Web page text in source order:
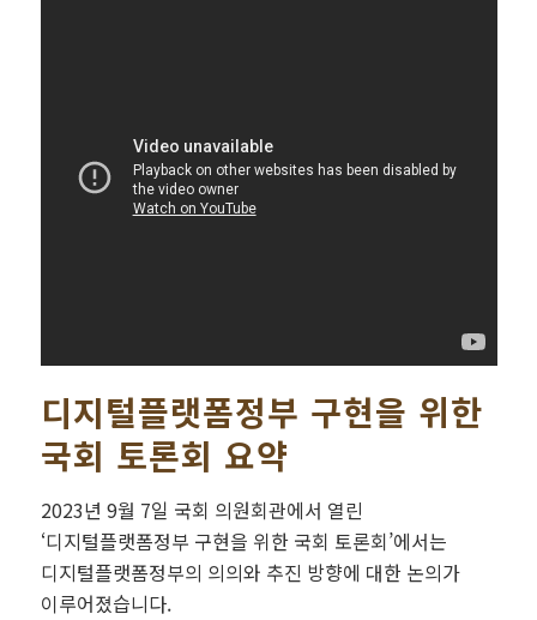
디지털플랫폼정부 구현을 위한
국회 토론회 요약
2023년 9월 7일 국회 의원회관에서 열린
‘디지털플랫폼정부 구현을 위한 국회 토론회’에서는
디지털플랫폼정부의 의의와 추진 방향에 대한 논의가
이루어졌습니다.